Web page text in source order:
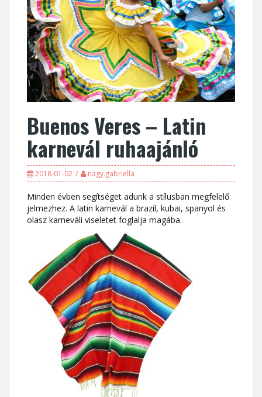
Buenos Veres – Latin
karnevál ruhaajánló
2018-01-02 nagy.gabriella
Minden évben segítséget adunk a stílusban megfelelő
jelmezhez. A latin karnevál a brazil, kubai, spanyol és
olasz karneváli viseletet foglalja magába.